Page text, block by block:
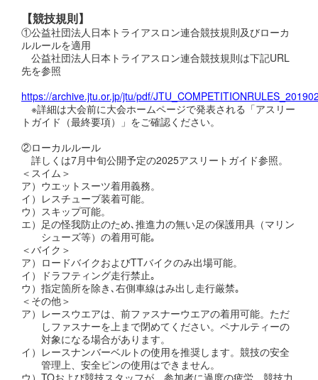
【競技規則】
①公益社団法人日本トライアスロン連合競技規則及びローカ
ルルールを適用
公益社団法人日本トライアスロン連合競技規則は下記URL
先を参照
https://archive.jtu.or.jp/jtu/pdf/
※詳細は大会前に大会ホームページで発表される「アスリー
トガイド（最終要項）」をご確認ください。
②ローカルルール
詳しくは7月中旬公開予定の2025アスリートガイド参照。
＜スイム＞
ア）ウエットスーツ着用義務。
イ）レスチューブ装着可能。
ウ）スキップ可能。
エ）足の怪我防止のため､推進力の無い足の保護用具（マリン
シューズ等）の着用可能｡
＜バイク＞
ア）ロードバイクおよびTTバイクのみ出場可能。
イ）ドラフティング走行禁止｡
ウ）指定箇所を除き､右側車線はみ出し走行厳禁｡
＜その他＞
ア）レースウエアは、前ファスナーウエアの着用可能。ただ
しファスナーを上まで閉めてください。ペナルティーの
対象になる場合があります。
イ）レースナンバーベルトの使用を推奨します。競技の安全
管理上、安全ピンの使用はできません。
ウ）TOおよび競技スタッフが、参加者に過度の疲労、競技力